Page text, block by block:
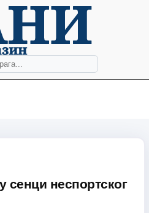
сенци неспортског